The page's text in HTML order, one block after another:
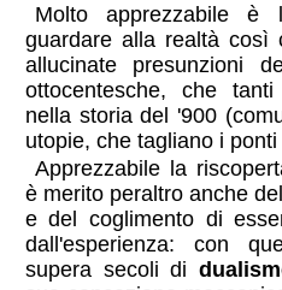
Molto apprezzabile è
guardare alla realtà
allucinate presunzioni
ottocentesche, che
nella storia del '900
utopie, che tagliano i
Apprezzabile la
è merito peraltro anche
e del coglimento di
dall'esperienza: con
supera secoli di